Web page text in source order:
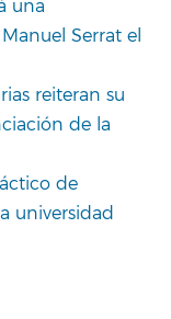
una
Serrat el
reiteran su
de la
de
universidad